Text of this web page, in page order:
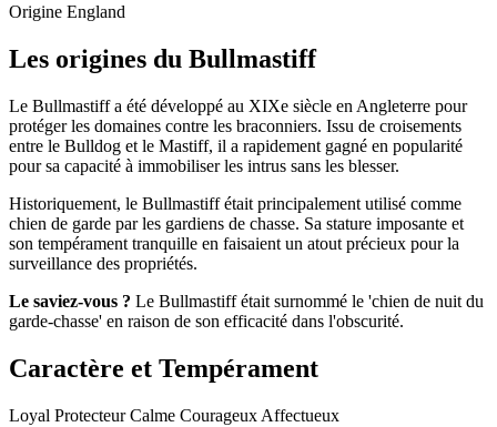
Origine England
Les origines du Bullmastiff
Le Bullmastiff a été développé au XIXe siècle en Angleterre pour
protéger les domaines contre les braconniers. Issu de croisements
entre le Bulldog et le Mastiff, il a rapidement gagné en popularité
pour sa capacité à immobiliser les intrus sans les blesser.
Historiquement, le Bullmastiff était principalement utilisé comme
chien de garde par les gardiens de chasse. Sa stature imposante et
son tempérament tranquille en faisaient un atout précieux pour la
surveillance des propriétés.
Le saviez-vous ? Le Bullmastiff était surnommé le 'chien de nuit du
garde-chasse' en raison de son efficacité dans l'obscurité.
Caractère et Tempérament
Loyal ProtecteurCalme Courageux Affectueux